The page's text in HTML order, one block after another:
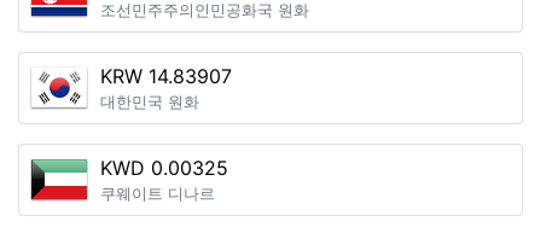
조선민주주의인민공화국 원화
KRW 14.83907
대한민국 원화
KWD 0.00325
쿠웨이트 디나르